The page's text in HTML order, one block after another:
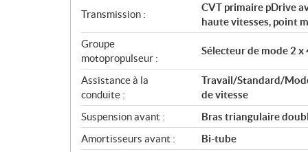
t
i
o
n
s
Transmission :
CVT primaire pDrive
haute vitesses, point
Groupe
motopropulseur :
Sélecteur de mode 2
Assistance à la
conduite :
Travail/Standard/
de vitesse
Suspension avant :
Bras triangulaire
Amortisseurs avant :
Bi-tube